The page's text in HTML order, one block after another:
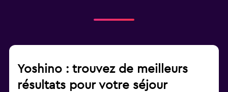
Yoshino : trouvez de meilleurs
résultats pour votre séjour